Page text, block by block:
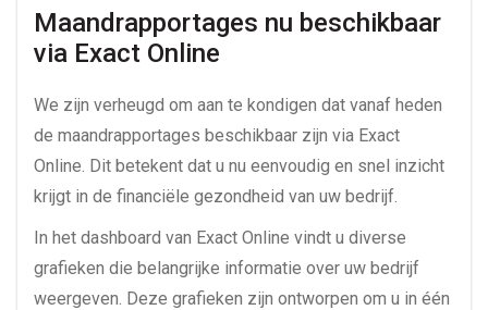
Maandrapportages nu beschikbaar
via Exact Online
We zijn verheugd om aan te kondigen dat vanaf heden
de maandrapportages beschikbaar zijn via Exact
Online. Dit betekent dat u nu eenvoudig en snel inzicht
krijgt in de financiële gezondheid van uw bedrijf.
In het dashboard van Exact Online vindt u diverse
grafieken die belangrijke informatie over uw bedrijf
weergeven. Deze grafieken zijn ontworpen om u in één